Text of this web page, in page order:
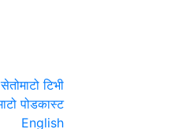
सेतोमाटो टिभी
पोडकास्ट
English